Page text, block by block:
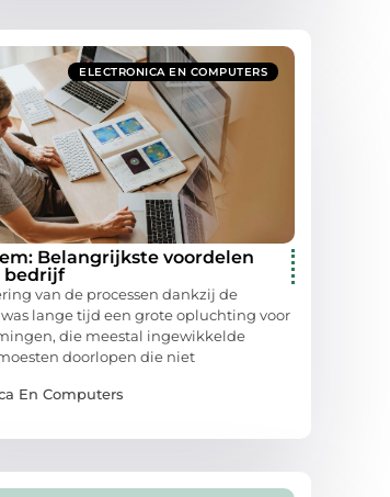
ELECTRONICA EN COMPUTERS
Belangrijkste voordelen
bedrijf
van de processen dankzij de
lange tijd een grote opluchting voor
die meestal ingewikkelde
doorlopen die niet
En Computers